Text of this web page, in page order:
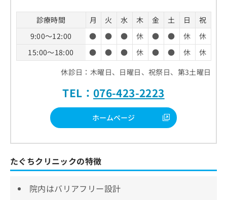
診療時間 月 火 水 木 金 土 日
祝
9:00～12:00
● ● ● 休 ● ● 休
休
15:00～18:00
● ● ● 休 ● ● 休
休
休診日：木曜日、日曜日、祝祭日、第3土曜日
TEL： 076-423-2223
ホームページ
たぐちクリニックの特徴
院内はバリアフリー設計